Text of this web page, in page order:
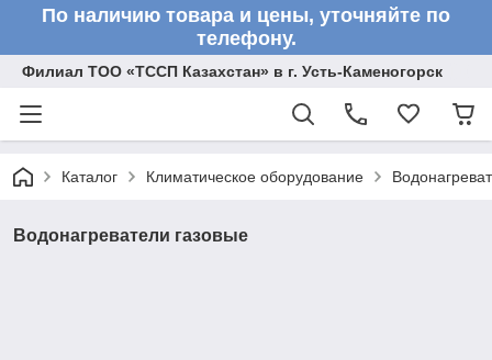
По наличию товара и цены, уточняйте по
телефону.
Филиал ТОО «ТССП Казахстан» в г. Усть-Каменогорск
Каталог Климатическое оборудование
Водонагреватели газовые